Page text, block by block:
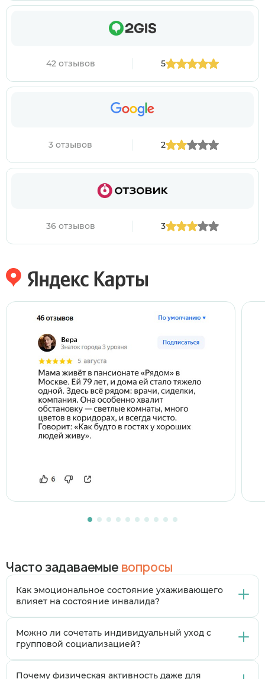
42 отзывов 5
3 отзывов 2
36 отзывов 3
Часто задаваемые вопросы
Как эмоциональное состояние ухаживающего
влияет на состояние инвалида?
Эмоции и настроение опекуна отражаются на
подопечном: стресс или раздражение усиливают
Можно ли сочетать индивидуальный уход с
групповой социализацией?
Да, важно находить баланс: личное внимание
Почему физическая активность даже для